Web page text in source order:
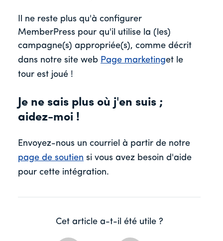
Il ne reste plus qu'à configurer
MemberPress pour qu'il utilise la (les)
campagne(s) appropriée(s), comme décrit
dans notre site web Page marketinget le
tour est joué !
Je ne sais plus où j'en suis ;
aidez-moi !
Envoyez-nous un courriel à partir de notre
page de soutien si vous avez besoin d'aide
pour cette intégration.
Cet article a-t-il été utile ?